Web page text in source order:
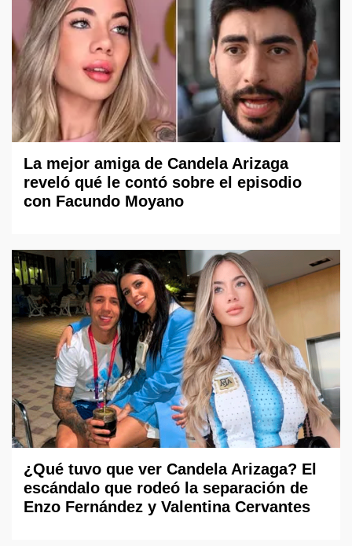
La mejor amiga de Candela Arizaga
reveló qué le contó sobre el episodio
con Facundo Moyano
¿Qué tuvo que ver Candela Arizaga? El
escándalo que rodeó la separación de
Enzo Fernández y Valentina Cervantes